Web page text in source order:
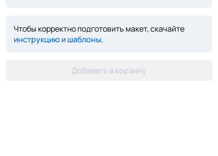
Чтобы корректно подготовить макет, скачайте
инструкцию и шаблоны.
Добавить в корзину